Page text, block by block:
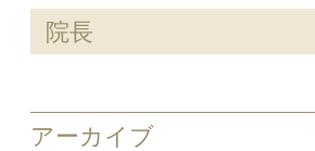
院長
アーカイブ